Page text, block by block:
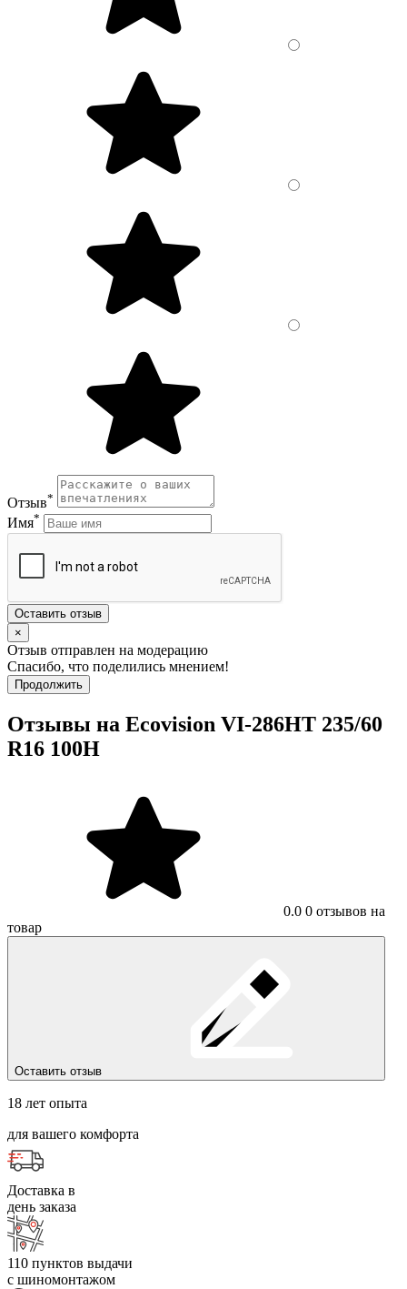
Отзыв*
Имя*
Оставить отзыв
×
Отзыв отправлен на модерацию
Спасибо, что поделились мнением!
Продолжить
Отзывы на Ecovision VI-286HT 235/60
R16 100H
0.0 0 отзывов на
товар
Оставить отзыв
18 лет опыта
для вашего комфорта
Доставка в
день заказа
110 пунктов выдачи
с шиномонтажом